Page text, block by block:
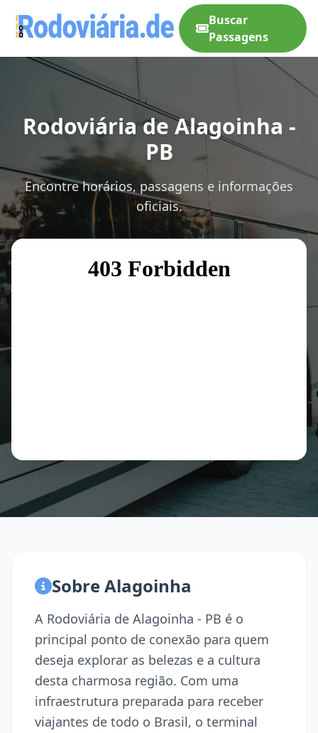
Buscar
Passagens
Rodoviária de Alagoinha -
PB
Encontre horários, passagens e informações
oficiais.
Sobre Alagoinha
A Rodoviária de Alagoinha - PB é o
principal ponto de conexão para quem
deseja explorar as belezas e a cultura
desta charmosa região. Com uma
infraestrutura preparada para receber
viajantes de todo o Brasil, o terminal